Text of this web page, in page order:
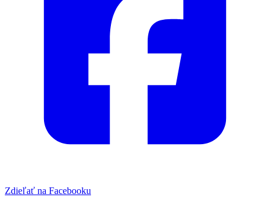
Zdieľať na Facebooku